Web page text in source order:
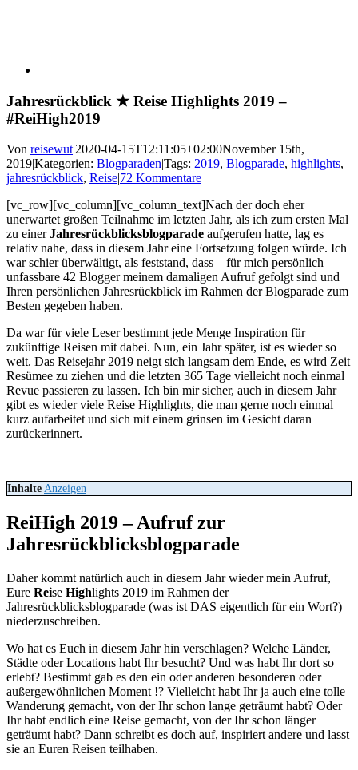
Jahresrückblick ★ Reise Highlights 2019 –
#ReiHigh2019
Von reisewut|2020-04-15T12:11:05+02:00November 15th,
2019|Kategorien: Blogparaden|Tags: 2019, Blogparade, highlights,
jahresrückblick, Reise|72 Kommentare
[vc_row][vc_column][vc_column_text]Nach der doch eher
unerwartet großen Teilnahme im letzten Jahr, als ich zum ersten Mal
zu einerJahresrückblicksblogparade aufgerufen hatte, lag es
relativ nahe, dass in diesem Jahr eine Fortsetzung folgen würde. Ich
war schier überwältigt, als feststand, dass – für mich persönlich –
unfassbare 42 Blogger meinem damaligen Aufruf gefolgt sind und
Ihren persönlichen Jahresrückblick im Rahmen der Blogparade zum
Besten gegeben haben.
Da war für viele Leser bestimmt jede Menge Inspiration für
zukünftige Reisen mit dabei. Nun, ein Jahr später, ist es wieder so
weit. Das Reisejahr 2019 neigt sich langsam dem Ende, es wird Zeit
Resümee zu ziehen und die letzten 365 Tage vielleicht noch einmal
Revue passieren zu lassen. Ich bin mir sicher, auch in diesem Jahr
gibt es wieder viele Reise Highlights, die man gerne noch einmal
kurz aufarbeitet und sich mit einem grinsen im Gesicht daran
zurückerinnert.
InhalteAnzeigen
ReiHigh 2019 – Aufruf zur
Jahresrückblicksblogparade
Daher kommt natürlich auch in diesem Jahr wieder mein Aufruf,
Eure Reise Highlights 2019 im Rahmen der
Jahresrückblicksblogparade (was ist DAS eigentlich für ein Wort?)
niederzuschreiben.
Wo hat es Euch in diesem Jahr hin verschlagen? Welche Länder,
Städte oder Locations habt Ihr besucht? Und was habt Ihr dort so
erlebt? Bestimmt gab es den ein oder anderen besonderen oder
außergewöhnlichen Moment !? Vielleicht habt Ihr ja auch eine tolle
Wanderung gemacht, von der Ihr schon lange geträumt habt? Oder
Ihr habt endlich eine Reise gemacht, von der Ihr schon länger
geträumt habt? Dann schreibt es doch auf, inspiriert andere und lasst
sie an Euren Reisen teilhaben.